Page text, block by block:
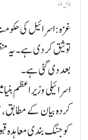
فائل فوٹو
غزہ:اسرائیل کی
توثیق کر دی ہے۔ یہ
بعد دی گئی ہے۔
اسرائیلی وزیر اعظم
کردہ بیان کے مطابق،
کو جنگ بندی معاہدہ